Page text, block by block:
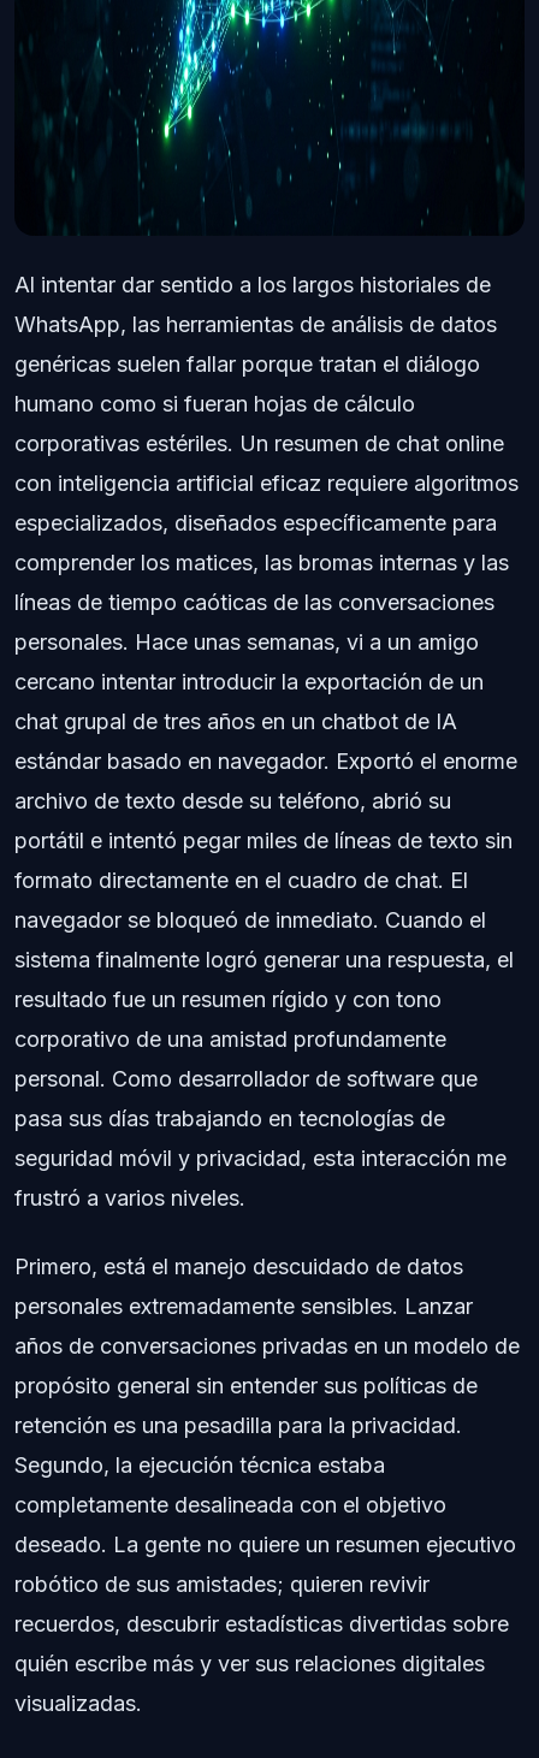
Al intentar dar sentido a los largos historiales de
WhatsApp, las herramientas de análisis de datos
genéricas suelen fallar porque tratan el diálogo
humano como si fueran hojas de cálculo
corporativas estériles. Un resumen de chat online
con inteligencia artificial eficaz requiere algoritmos
especializados, diseñados específicamente para
comprender los matices, las bromas internas y las
líneas de tiempo caóticas de las conversaciones
personales. Hace unas semanas, vi a un amigo
cercano intentar introducir la exportación de un
chat grupal de tres años en un chatbot de IA
estándar basado en navegador. Exportó el enorme
archivo de texto desde su teléfono, abrió su
portátil e intentó pegar miles de líneas de texto sin
formato directamente en el cuadro de chat. El
navegador se bloqueó de inmediato. Cuando el
sistema finalmente logró generar una respuesta, el
resultado fue un resumen rígido y con tono
corporativo de una amistad profundamente
personal. Como desarrollador de software que
pasa sus días trabajando en tecnologías de
seguridad móvil y privacidad, esta interacción me
frustró a varios niveles.
Primero, está el manejo descuidado de datos
personales extremadamente sensibles. Lanzar
años de conversaciones privadas en un modelo de
propósito general sin entender sus políticas de
retención es una pesadilla para la privacidad.
Segundo, la ejecución técnica estaba
completamente desalineada con el objetivo
deseado. La gente no quiere un resumen ejecutivo
robótico de sus amistades; quieren revivir
recuerdos, descubrir estadísticas divertidas sobre
quién escribe más y ver sus relaciones digitales
visualizadas.